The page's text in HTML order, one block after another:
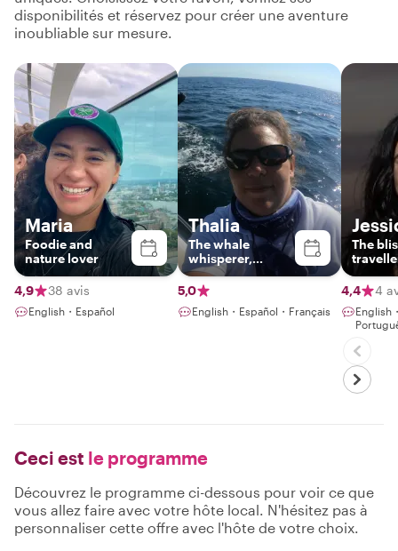
disponibilités et réservez pour créer une aventure
inoubliable sur mesure.
Maria
Foodie and
nature lover
4,9 38 avis
English・Español
Thalia
The whale
whisperer,
certified guide
5,0
English・Español・Français
The
4,4 4
English
Ceci est le programme
Découvrez le programme ci-dessous pour voir ce que
vous allez faire avec votre hôte local. N'hésitez pas à
personnaliser cette offre avec l'hôte de votre choix.